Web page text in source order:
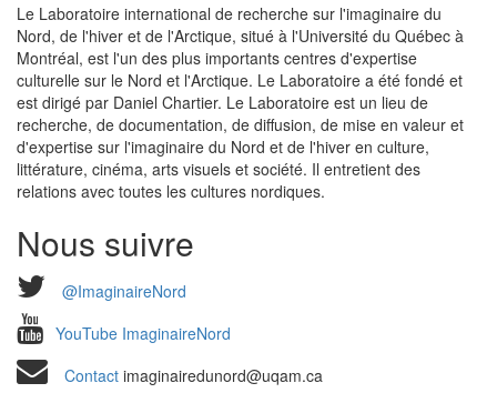
Le Laboratoire international de recherche sur l'imaginaire du
Nord, de l'hiver et de l'Arctique, situé à l'Université du Québec à
Montréal, est l'un des plus importants centres d'expertise
culturelle sur le Nord et l'Arctique. Le Laboratoire a été fondé et
est dirigé par Daniel Chartier. Le Laboratoire est un lieu de
recherche, de documentation, de diffusion, de mise en valeur et
d'expertise sur l'imaginaire du Nord et de l'hiver en culture,
littérature, cinéma, arts visuels et société. Il entretient des
relations avec toutes les cultures nordiques.
Nous suivre
@ImaginaireNord
YouTube ImaginaireNord
Contact imaginairedunord@uqam.ca